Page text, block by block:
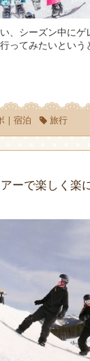
、シーズン中にゲ
ってみたいとい
| 宿泊 旅行
ーで楽しく楽